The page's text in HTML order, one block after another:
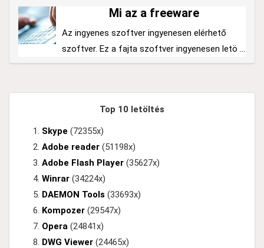
Mi az a freeware
Az ingyenes szoftver ingyenesen elérhető
szoftver. Ez a fajta szoftver ingyenesen letö ...
Top 10 letöltés
Skype (72355x)
Adobe reader (51198x)
Adobe Flash Player (35627x)
Winrar (34224x)
DAEMON Tools (33693x)
Kompozer (29547x)
Opera (24841x)
DWG Viewer (24465x)